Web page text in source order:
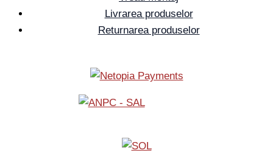
Livrarea produselor
Returnarea produselor